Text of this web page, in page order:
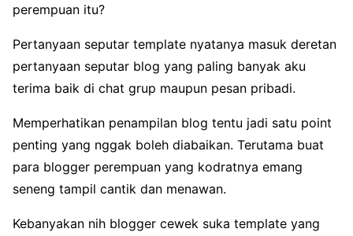
perempuan itu?
Pertanyaan seputar template nyatanya masuk deretan
pertanyaan seputar blog yang paling banyak aku
terima baik di chat grup maupun pesan pribadi.
Memperhatikan penampilan blog tentu jadi satu point
penting yang nggak boleh diabaikan. Terutama buat
para blogger perempuan yang kodratnya emang
seneng tampil cantik dan menawan.
Kebanyakan nih blogger cewek suka template yang